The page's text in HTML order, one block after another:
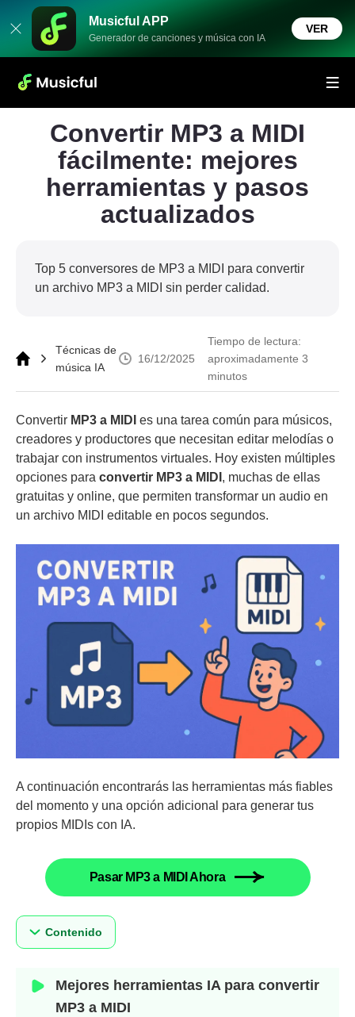
Musicful APP
Generador de canciones y música con IA
VER
Convertir MP3 a MIDI
fácilmente: mejores
herramientas y pasos
actualizados
Top 5 conversores de MP3 a MIDI para convertir
un archivo MP3 a MIDI sin perder calidad.
Técnicas de
música IA
16/12/2025
Tiempo de lectura:
aproximadamente 3
minutos
Convertir MP3 a MIDI es una tarea común para músicos,
creadores y productores que necesitan editar melodías o
trabajar con instrumentos virtuales. Hoy existen múltiples
opciones para convertir MP3 a MIDI , muchas de ellas
gratuitas y online, que permiten transformar un audio en
un archivo MIDI editable en pocos segundos.
A continuación encontrarás las herramientas más fiables
del momento y una opción adicional para generar tus
propios MIDIs con IA.
Pasar MP3 a MIDI Ahora
Contenido
Mejores herramientas IA para convertir
MP3 a MIDI